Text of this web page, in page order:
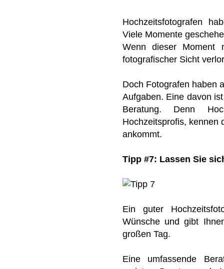
Hochzeitsfotografen
Viele Momente
Wenn dieser
fotografischer Sicht
Doch Fotografen haben
Aufgaben. Eine davon
Beratung. Denn
Hochzeitsprofis, kennen
ankommt.
Tipp #7: Lassen Sie
Ein guter
Wünsche und gibt
großen Tag.
Eine umfassende